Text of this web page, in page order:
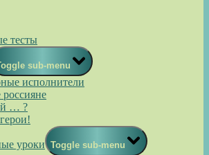
тесты
sub-menu
исполнители
… ?
уроки Toggle sub-menu